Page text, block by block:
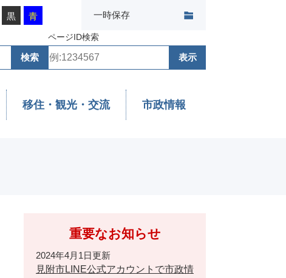
ページID検索
黒 青 一時保存
移住・観光・交流 市政情報
重要なお知らせ
2024年4月1日更新
見附市LINE公式アカウントで市政情